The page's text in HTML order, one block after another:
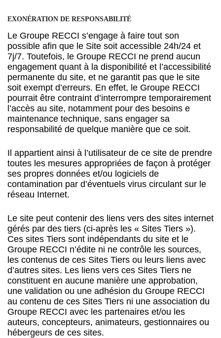
EXONÉRATION DE RESPONSABILITÉ
Le Groupe RECCI s’engage à faire tout son
possible afin que le Site soit accessible 24h/24 et
7j/7. Toutefois, le Groupe RECCI ne prend aucun
engagement quant à la disponibilité et l’accessibilité
permanente du site, et ne garantit pas que le site
soit exempt d’erreurs. En effet, le Groupe RECCI
pourrait être contraint d’interrompre temporairement
l’accès au site, notamment pour des besoins e
maintenance technique, sans engager sa
responsabilité de quelque manière que ce soit.
Il appartient ainsi à l’utilisateur de ce site de prendre
toutes les mesures appropriées de façon à protéger
ses propres données et/ou logiciels de
contamination par d’éventuels virus circulant sur le
réseau Internet.
Le site peut contenir des liens vers des sites internet
gérés par des tiers (ci-après les « Sites Tiers »).
Ces sites Tiers sont indépendants du site et le
Groupe RECCI n’édite ni ne contrôle les sources,
les contenus de ces Sites Tiers ou leurs liens avec
d’autres sites. Les liens vers ces Sites Tiers ne
constituent en aucune manière une approbation,
une validation ou une adhésion du Groupe RECCI
au contenu de ces Sites Tiers ni une association du
Groupe RECCI avec les partenaires et/ou les
auteurs, concepteurs, animateurs, gestionnaires ou
hébergeurs de ces sites.